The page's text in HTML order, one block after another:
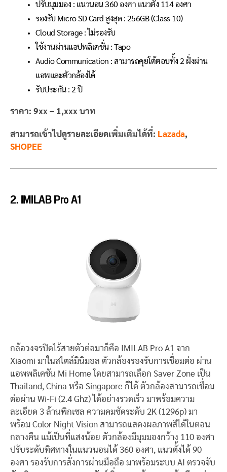
ปรับมุมมอง : แนวนอน 360 องศา แนวตั้ง 114 องศา
รองรับ Micro SD Card สูงสุด : 256GB (Class 10)
Cloud Storage : ไม่รองรับ
ใช้งานผ่านแอปพลิเคชั่น : Tapo
Audio Communication : สามารถคุยโต้ตอบทั้ง 2 ฝั่งผ่าน
แอพและตัวกล้องได้
รับประกัน : 2 ปี
ราคา: 9xx – 1,xxx บาท
สามารถเข้าไปดูรายละเอียดเพิ่มเติมได้ที่: Lazada,
SHOPEE
2. IMILAB Pro A1
กล้อวงจรปิดไร้สายตัวต่อมาก็คือ IMILAB Pro A1 จาก
Xiaomi มาในสไตล์มินิมอล ตัวกล้องรองรับการเชื่อมต่อ ผ่าน
แอพพลิเคชัน Mi Home โดยสามารถเลือก Saver Zone เป็น
Thailand, China หรือ Singapore ก็ได้ ตัวกล้องสามารถเชื่อม
ต่อผ่าน Wi-Fi (2.4 Ghz) ได้อย่างรวดเร็ว มาพร้อมความ
ละเอียด 3 ล้านพิกเซล ความคมชัดระดับ 2K (1296p) มา
พร้อม Color Night Vision สามารถแสดงผลภาพสีได้ในตอน
กลางคืน แม้เป็นที่แสงน้อย ตัวกล้องมีมุมมองกว้าง 110 องศา
ปรับระดับทิศทางในแนวนอนได้ 360 องศา, แนวตั้งได้ 90
องศา รองรับการสั่งการผ่านมือถือ มาพร้อมระบบ AI ตรวจจับ